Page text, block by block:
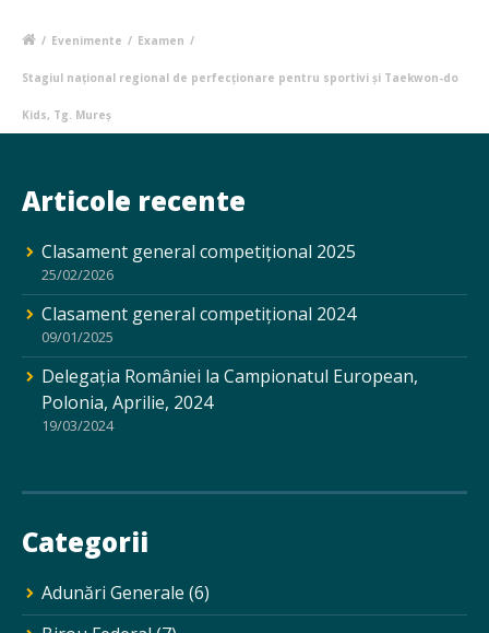
/ Evenimente / Examen /
Stagiul național regional de perfecționare pentru sportivi și Taekwon-do
Kids, Tg. Mureș
Articole recente
Clasament general competițional 2025
25/02/2026
Clasament general competițional 2024
09/01/2025
Delegația României la Campionatul European,
Polonia, Aprilie, 2024
19/03/2024
Categorii
Adunări Generale (6)